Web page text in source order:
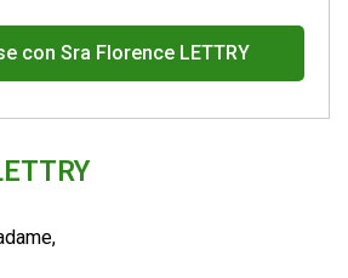
con Sra Florence LETTRY